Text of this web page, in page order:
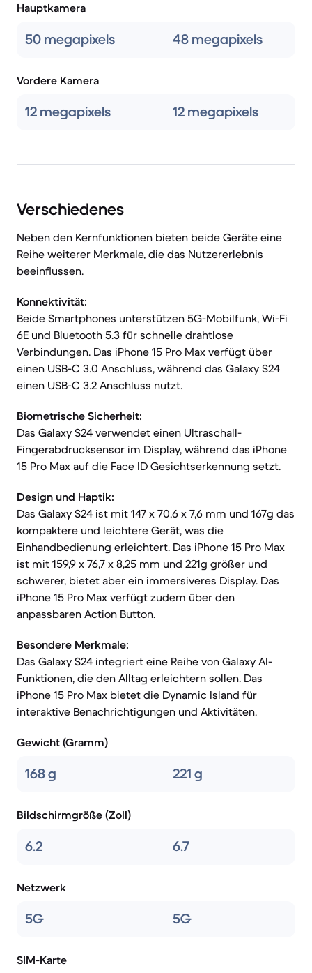
Hauptkamera
50 megapixels 48 megapixels
Vordere Kamera
12 megapixels 12 megapixels
Verschiedenes
Neben den Kernfunktionen bieten beide Geräte eine
Reihe weiterer Merkmale, die das Nutzererlebnis
beeinflussen.
Konnektivität:
Beide Smartphones unterstützen 5G-Mobilfunk, Wi-Fi
6E und Bluetooth 5.3 für schnelle drahtlose
Verbindungen. Das iPhone 15 Pro Max verfügt über
einen USB-C 3.0 Anschluss, während das Galaxy S24
einen USB-C 3.2 Anschluss nutzt.
Biometrische Sicherheit:
Das Galaxy S24 verwendet einen Ultraschall-
Fingerabdrucksensor im Display, während das iPhone
15 Pro Max auf die Face ID Gesichtserkennung setzt.
Design und Haptik:
Das Galaxy S24 ist mit 147 x 70,6 x 7,6 mm und 167g das
kompaktere und leichtere Gerät, was die
Einhandbedienung erleichtert. Das iPhone 15 Pro Max
ist mit 159,9 x 76,7 x 8,25 mm und 221g größer und
schwerer, bietet aber ein immersiveres Display. Das
iPhone 15 Pro Max verfügt zudem über den
anpassbaren Action Button.
Besondere Merkmale:
Das Galaxy S24 integriert eine Reihe von Galaxy AI-
Funktionen, die den Alltag erleichtern sollen. Das
iPhone 15 Pro Max bietet die Dynamic Island für
interaktive Benachrichtigungen und Aktivitäten.
Gewicht (Gramm)
168 g 221 g
Bildschirmgröße (Zoll)
6.2 6.7
Netzwerk
5G 5G
SIM-Karte